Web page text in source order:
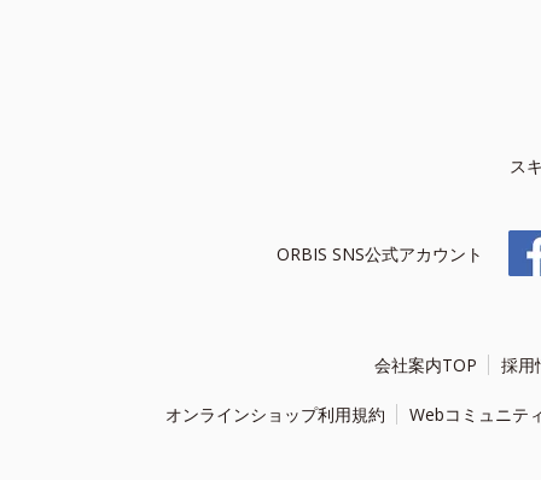
ス
ORBIS SNS公式アカウント
会社案内TOP 採用
オンラインショップ利用規約 Webコミュニテ